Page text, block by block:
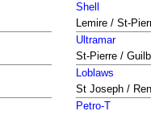
Shell
Lemire / St-
Ultramar
St-Pierre /
Loblaws
St Joseph /
Petro-T